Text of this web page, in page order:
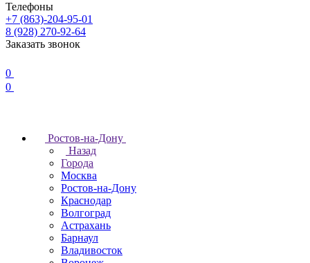
Телефоны
+7 (863)-204-95-01
8 (928) 270-92-64
Заказать звонок
0
0
Ростов-на-Дону
Назад
Города
Москва
Ростов-на-Дону
Краснодар
Волгоград
Астрахань
Барнаул
Владивосток